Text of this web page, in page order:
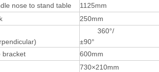
nose to stand table 1125mm
250mm
360°/
±90°
bracket 600mm
730×210mm